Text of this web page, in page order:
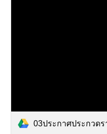
03ประกาศประกวดราคาจ้างก่อสร้างปรับป